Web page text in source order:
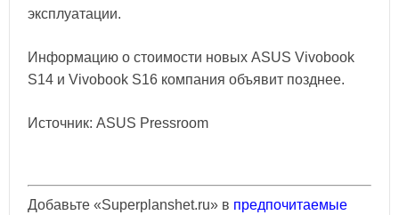
эксплуатации.
Информацию о стоимости новых ASUS Vivobook
S14 и Vivobook S16 компания объявит позднее.
Источник: ASUS Pressroom
Добавьте «Superplanshet.ru» в предпочитаемые